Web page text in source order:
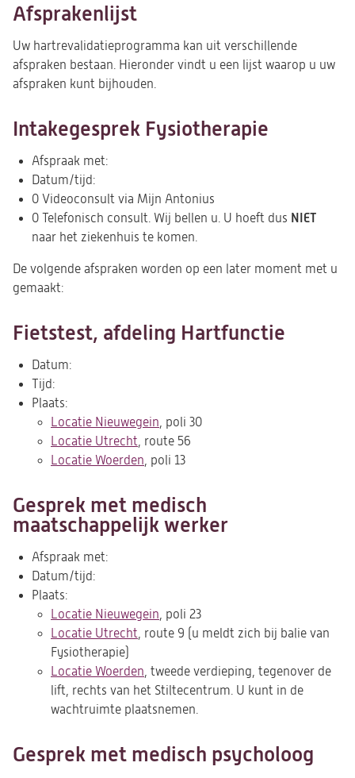
Afsprakenlijst
Uw hartrevalidatieprogramma kan uit verschillende
afspraken bestaan. Hieronder vindt u een lijst waarop u uw
afspraken kunt bijhouden.
Intakegesprek Fysiotherapie
Afspraak met:
Datum/tijd:
0 Videoconsult via Mijn Antonius
0 Telefonisch consult. Wij bellen u. U hoeft dus NIET
naar het ziekenhuis te komen.
De volgende afspraken worden op een later moment met u
gemaakt:
Fietstest, afdeling Hartfunctie
Datum:
Tijd:
Plaats:
Locatie Nieuwegein, poli 30
Locatie Utrecht, route 56
Locatie Woerden, poli 13
Gesprek met medisch
maatschappelijk werker
Afspraak met:
Datum/tijd:
Plaats:
Locatie Nieuwegein, poli 23
Locatie Utrecht, route 9 (u meldt zich bij balie van
Fysiotherapie)
Locatie Woerden, tweede verdieping, tegenover de
lift, rechts van het Stiltecentrum. U kunt in de
wachtruimte plaatsnemen.
Gesprek met medisch psycholoog